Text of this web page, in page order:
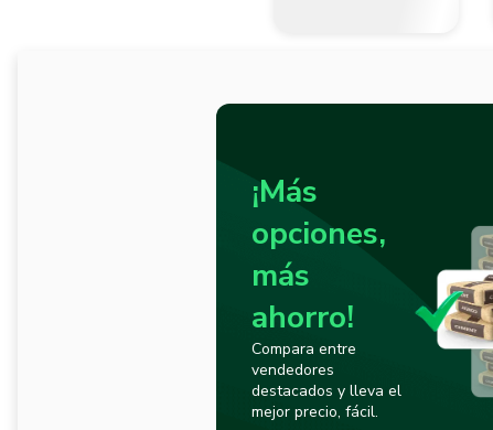
¡Más
opciones,
más
ahorro!
Compara entre
vendedores
destacados y lleva el
mejor precio, fácil.